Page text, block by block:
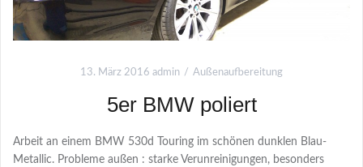
13. März 2016 admin Außenaufbereitung
5er BMW poliert
Arbeit an einem BMW 530d Touring im schönen dunklen Blau-
Metallic. Probleme außen : starke Verunreinigungen, besonders